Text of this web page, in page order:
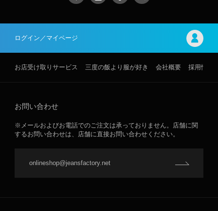
ログイン／マイページ
お店受け取りサービス 三度の飯より服が好き 会社概要 採用情報
お問い合わせ
※メールおよびお電話でのご注文は承っておりません。店舗に関
するお問い合わせは、店舗に直接お問い合わせください。
onlineshop@jeansfactory.net